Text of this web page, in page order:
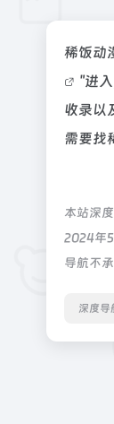
稀饭动
"进
收录以
需要找
本站深
2024年
导航不
深度导